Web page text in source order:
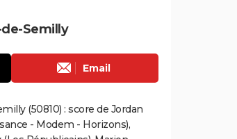
Semilly
Email
(50810) : score de Jordan
- Modem - Horizons),